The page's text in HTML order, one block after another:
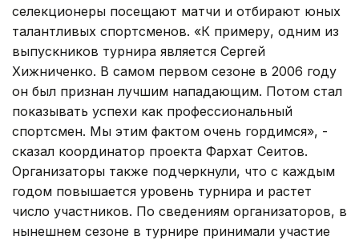
селекционеры посещают матчи и отбирают юных
талантливых спортсменов. «К примеру, одним из
выпускников турнира является Сергей
Хижниченко. В самом первом сезоне в 2006 году
он был признан лучшим нападающим. Потом стал
показывать успехи как профессиональный
спортсмен. Мы этим фактом очень гордимся», -
сказал координатор проекта Фархат Сеитов.
Организаторы также подчеркнули, что с каждым
годом повышается уровень турнира и растет
число участников. По сведениям организаторов, в
нынешнем сезоне в турнире принимали участие